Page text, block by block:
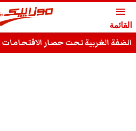
menu
القائمة
الضفة الغربية تحت حصار